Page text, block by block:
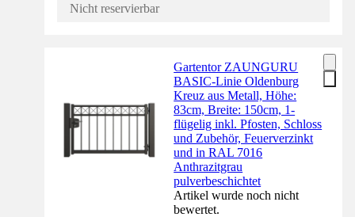
Nicht reservierbar
Gartentor ZAUNGURU
BASIC-Linie Oldenburg
Kreuz aus Metall, Höhe:
83cm, Breite: 150cm, 1-
flügelig inkl. Pfosten, Schloss
und Zubehör, Feuerverzinkt
und in RAL 7016
Anthrazitgrau
pulverbeschichtet
Artikel wurde noch nicht
bewertet.